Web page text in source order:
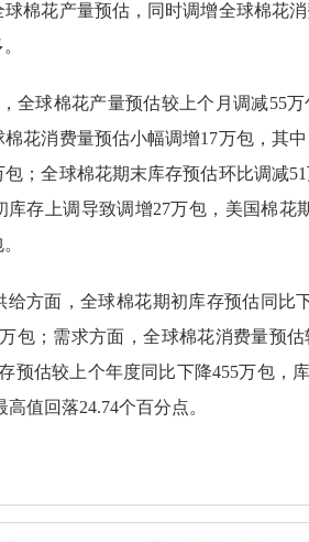
花产量预估，同时调增全球棉花消
球棉花产量预估较上个月调减55万
花消费量预估小幅调增17万包，其
；全球棉花期末库存预估环比调减
库存上调导致调增27万包，美国棉花
面，全球棉花期初库存预估同比
包；需求方面，全球棉花消费量预
预估较上个年度同比下降455万包，
值回落24.74个百分点。